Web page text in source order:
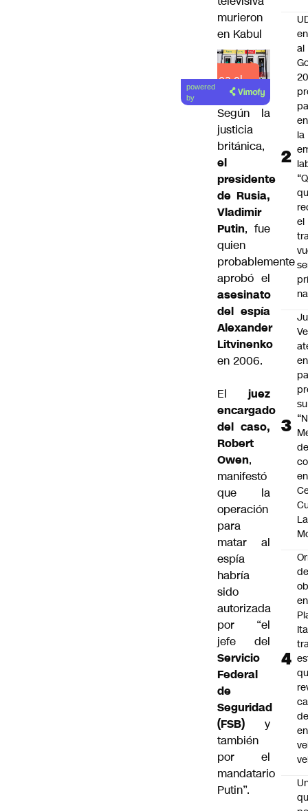
murieron
en Kabul
Lea el
artículo
powered
by
Según la
justicia
británica,
el
presidente
de Rusia,
Vladimir
Putin, fue
quien
probablemente
aprobó el
asesinato
del espía
Alexander
Litvinenko
en 2006.
El juez
encargado
del caso,
Robert
Owen,
manifestó
que la
operación
para
matar al
espía
habría
sido
autorizada
por “el
jefe del
Servicio
Federal
de
Seguridad
(FSB) y
también
por el
mandatario
Putin”.
al
20
la
el
La
en
en